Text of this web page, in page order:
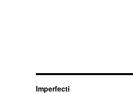
Imperfecti